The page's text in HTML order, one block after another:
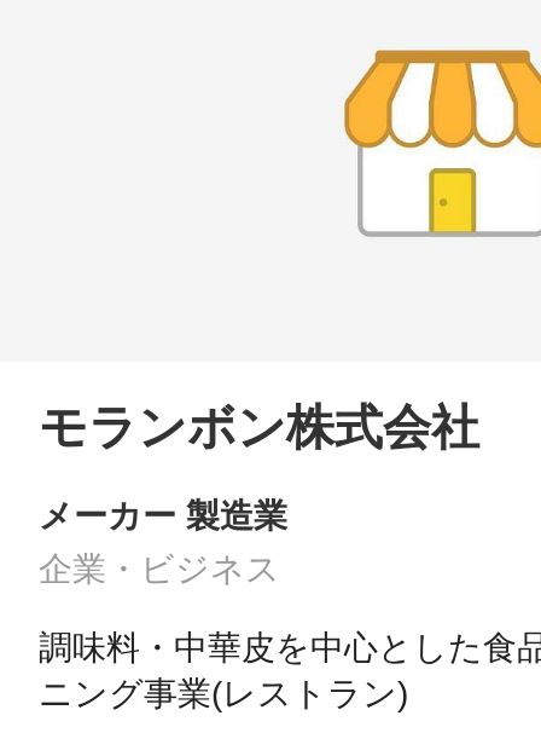
モランボン株式会社
メーカー 製造業
企業・ビジネス
調味料・中華皮を中心とした食